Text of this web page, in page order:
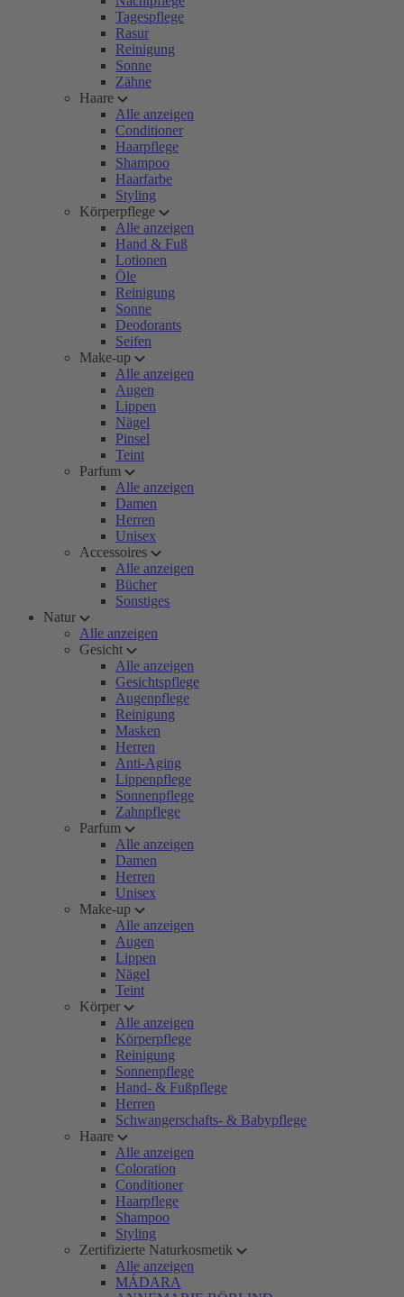
Tagespflege
Rasur
Reinigung
Sonne
Zähne
Haare
Alle anzeigen
Conditioner
Haarpflege
Shampoo
Haarfarbe
Styling
Körperpflege
Alle anzeigen
Hand & Fuß
Lotionen
Öle
Reinigung
Sonne
Deodorants
Seifen
Make-up
Alle anzeigen
Augen
Lippen
Nägel
Pinsel
Teint
Parfum
Alle anzeigen
Damen
Herren
Unisex
Accessoires
Alle anzeigen
Bücher
Sonstiges
Natur
Alle anzeigen
Gesicht
Alle anzeigen
Gesichtspflege
Augenpflege
Reinigung
Masken
Herren
Anti-Aging
Lippenpflege
Sonnenpflege
Zahnpflege
Parfum
Alle anzeigen
Damen
Herren
Unisex
Make-up
Alle anzeigen
Augen
Lippen
Nägel
Teint
Körper
Alle anzeigen
Körperpflege
Reinigung
Sonnenpflege
Hand- & Fußpflege
Herren
Schwangerschafts- & Babypflege
Haare
Alle anzeigen
Coloration
Conditioner
Haarpflege
Shampoo
Styling
Zertifizierte Naturkosmetik
Alle anzeigen
MÁDARA